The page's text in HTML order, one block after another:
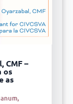
CMF –
os
as
,